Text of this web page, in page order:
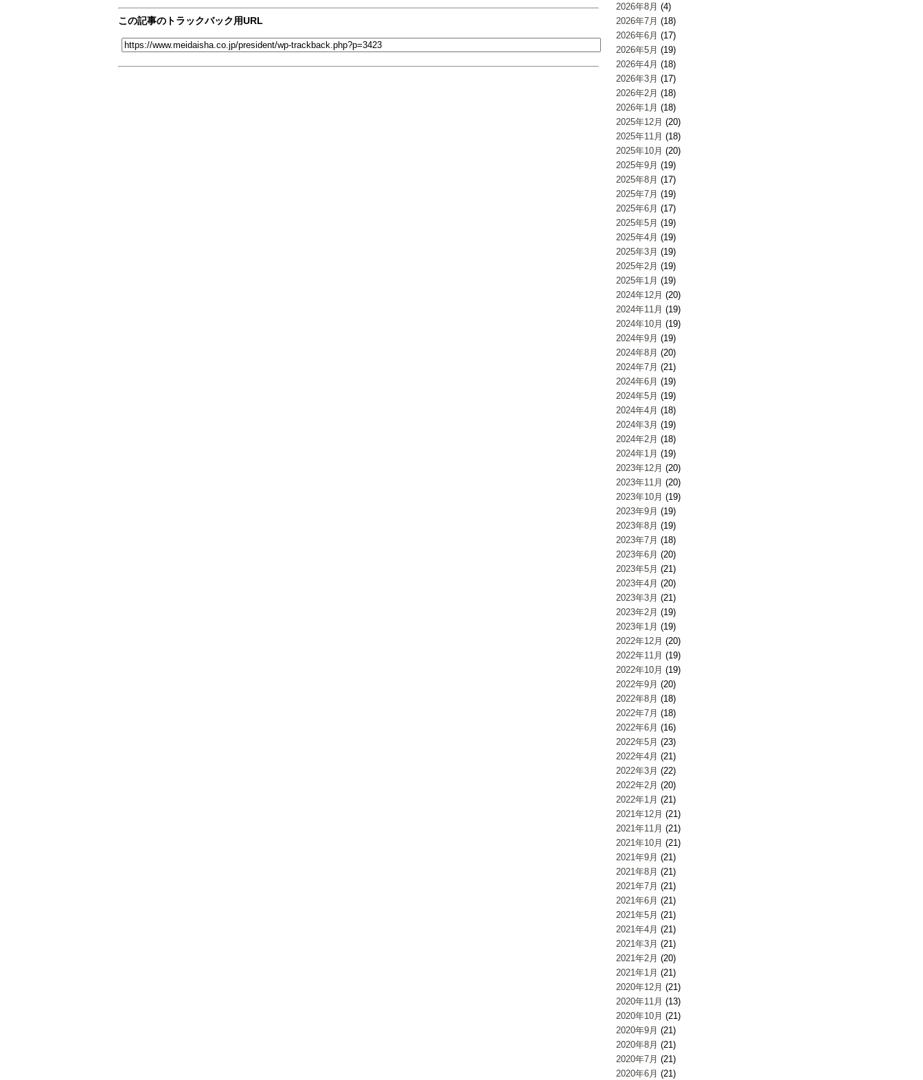
2026年8月 (4)
2026年7月 (18)
2026年6月 (17)
2026年5月 (19)
2026年4月 (18)
2026年3月 (17)
2026年2月 (18)
2026年1月 (18)
2025年12月 (20)
2025年11月 (18)
2025年10月 (20)
2025年9月 (19)
2025年8月 (17)
2025年7月 (19)
2025年6月 (17)
2025年5月 (19)
2025年4月 (19)
2025年3月 (19)
2025年2月 (19)
2025年1月 (19)
2024年12月 (20)
2024年11月 (19)
2024年10月 (19)
2024年9月 (19)
2024年8月 (20)
2024年7月 (21)
2024年6月 (19)
2024年5月 (19)
2024年4月 (18)
2024年3月 (19)
2024年2月 (18)
2024年1月 (19)
2023年12月 (20)
2023年11月 (20)
2023年10月 (19)
2023年9月 (19)
2023年8月 (19)
2023年7月 (18)
2023年6月 (20)
2023年5月 (21)
2023年4月 (20)
2023年3月 (21)
2023年2月 (19)
2023年1月 (19)
2022年12月 (20)
2022年11月 (19)
2022年10月 (19)
2022年9月 (20)
2022年8月 (18)
2022年7月 (18)
2022年6月 (16)
2022年5月 (23)
2022年4月 (21)
2022年3月 (22)
2022年2月 (20)
2022年1月 (21)
2021年12月 (21)
2021年11月 (21)
2021年10月 (21)
2021年9月 (21)
2021年8月 (21)
2021年7月 (21)
2021年6月 (21)
2021年5月 (21)
2021年4月 (21)
2021年3月 (21)
2021年2月 (20)
2021年1月 (21)
2020年12月 (21)
2020年11月 (13)
2020年10月 (21)
2020年9月 (21)
2020年8月 (21)
2020年7月 (21)
2020年6月 (21)
この記事のトラックバック用URL